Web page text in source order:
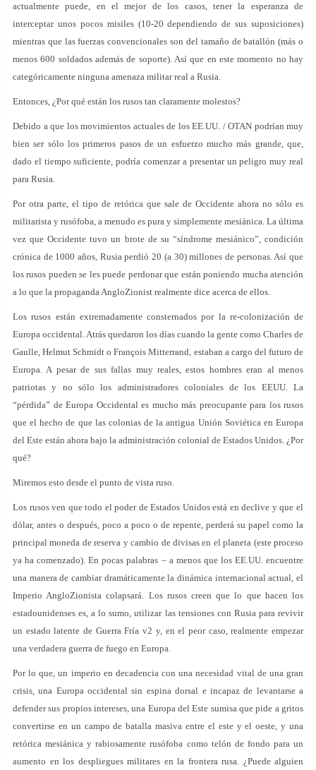
actualmente puede, en el mejor de los casos, tener la esperanza de
interceptar unos pocos misiles (10-20 dependiendo de sus suposiciones)
mientras que las fuerzas convencionales son del tamaño de batallón (más o
menos 600 soldados además de soporte). Así que en este momento no hay
categóricamente ninguna amenaza militar real a Rusia.
Entonces, ¿Por qué están los rusos tan claramente molestos?
Debido a que los movimientos actuales de los EE.UU. / OTAN podrían muy
bien ser sólo los primeros pasos de un esfuerzo mucho más grande, que,
dado el tiempo suficiente, podría comenzar a presentar un peligro muy real
para Rusia.
Por otra parte, el tipo de retórica que sale de Occidente ahora no sólo es
militarista y rusófoba, a menudo es pura y simplemente mesiánica. La última
vez que Occidente tuvo un brote de su “síndrome mesiánico”, condición
crónica de 1000 años, Rusia perdió 20 (a 30) millones de personas. Así que
los rusos pueden se les puede perdonar que están poniendo mucha atención
a lo que la propaganda AngloZionist realmente dice acerca de ellos.
Los rusos están extremadamente consternados por la re-colonización de
Europa occidental. Atrás quedaron los días cuando la gente como Charles de
Gaulle, Helmut Schmidt o François Mitterrand, estaban a cargo del futuro de
Europa. A pesar de sus fallas muy reales, estos hombres eran al menos
patriotas y no sólo los administradores coloniales de los EEUU. La
“pérdida” de Europa Occidental es mucho más preocupante para los rusos
que el hecho de que las colonias de la antigua Unión Soviética en Europa
del Este están ahora bajo la administración colonial de Estados Unidos. ¿Por
qué?
Miremos esto desde el punto de vista ruso.
Los rusos ven que todo el poder de Estados Unidos está en declive y que el
dólar, antes o después, poco a poco o de repente, perderá su papel como la
principal moneda de reserva y cambio de divisas en el planeta (este proceso
ya ha comenzado). En pocas palabras – a menos que los EE.UU. encuentre
una manera de cambiar dramáticamente la dinámica internacional actual, el
Imperio AngloZionista colapsará. Los rusos creen que lo que hacen los
estadounidenses es, a lo sumo, utilizar las tensiones con Rusia para revivir
un estado latente de Guerra Fría v2 y, en el peor caso, realmente empezar
una verdadera guerra de fuego en Europa.
Por lo que, un imperio en decadencia con una necesidad vital de una gran
crisis, una Europa occidental sin espina dorsal e incapaz de levantarse a
defender sus propios intereses, una Europa del Este sumisa que pide a gritos
convertirse en un campo de batalla masiva entre el este y el oeste, y una
retórica mesiánica y rabiosamente rusófoba como telón de fondo para un
aumento en los despliegues militares en la frontera rusa. ¿Puede alguien